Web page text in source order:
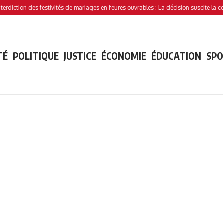
des festivités de mariages en heures ouvrables : La décision suscite la
POLITIQUE JUSTICE ÉCONOMIE ÉDUCATION